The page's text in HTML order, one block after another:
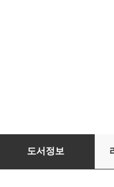
경제기사의 바다에 빠져라 (
도서정보